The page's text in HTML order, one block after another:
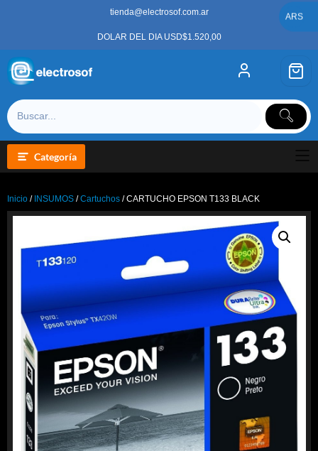
tienda@electrosof.com.ar
DOLAR DEL DIA USD$1.520,00
Categoría
Inicio / INSUMOS /Cartuchos / CARTUCHO EPSON T133 BLACK
ARS